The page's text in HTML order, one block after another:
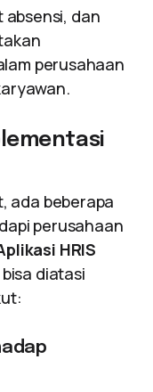
absensi, dan
perusahaan
ada beberapa
perusahaan
HRIS
diatasi